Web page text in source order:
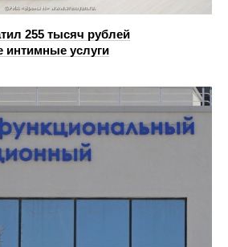
255 тысяч рублей
интимные услуги